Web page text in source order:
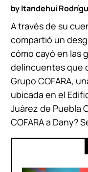
byItandehui
A través de su
compartió un
cómo cayó en las
delincuentes que
Grupo COFARA,
ubicada en el
Juárez de Puebla
COFARA a Dany?